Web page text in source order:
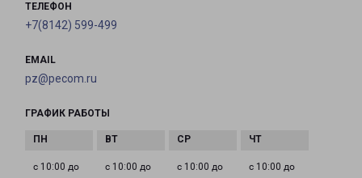
ТЕЛЕФОН
+7(8142) 599-499
EMAIL
pz@pecom.ru
ГРАФИК РАБОТЫ
с 10:00 до
с 10:00 до
с 10:00 до
с 10:00 до